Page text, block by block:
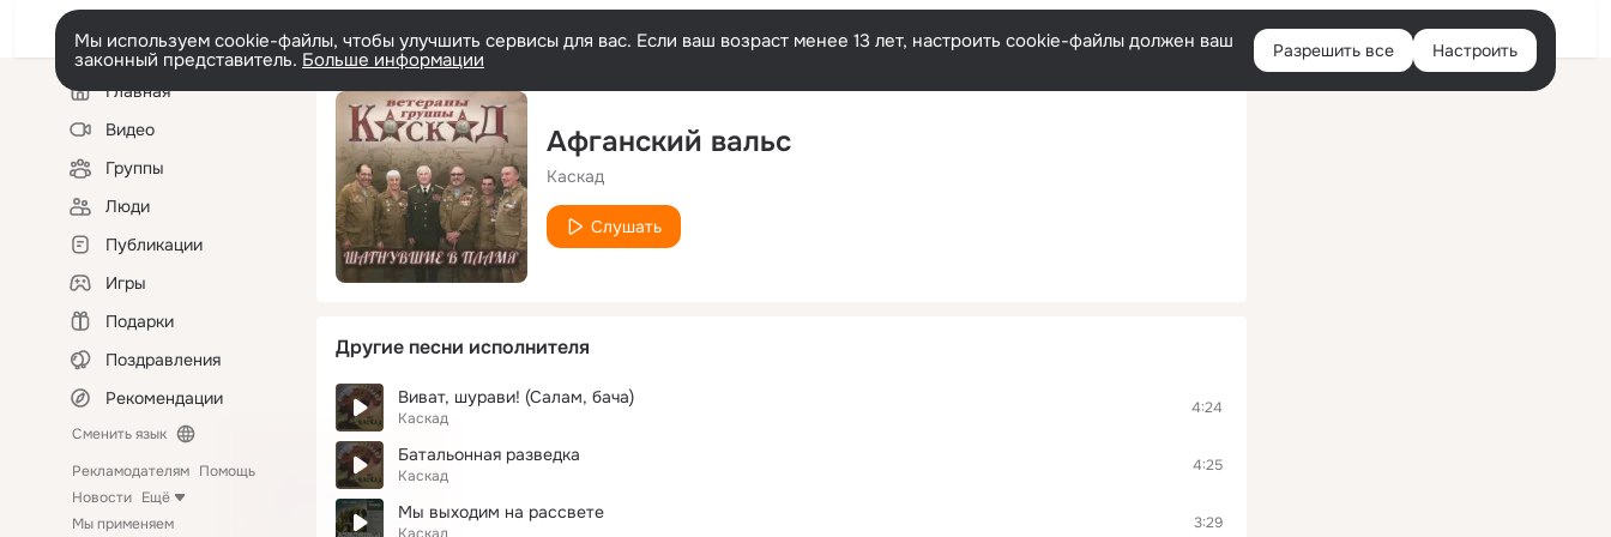
Войти
Мы используем cookie-файлы, чтобы улучшить сервисы для вас. Если ваш возраст менее 13 лет, настроить cookie-файлы должен ваш
законный представитель. Больше информации Разрешить все Настроить
Левая
колонкаГлавная
Видео
Группы
Люди
Публикации
Игры
Подарки
Поздравления
Рекомендации
Сменить язык
Рекламодателям Помощь
Новости Ещё
Мы применяем
Афганский вальс
Каскад
Слушать
Другие песни исполнителя
Виват, шурави! (Салам, бача)
Каскад
4:24
Батальонная разведка
Каскад
4:25
Мы выходим на рассвете 3:29